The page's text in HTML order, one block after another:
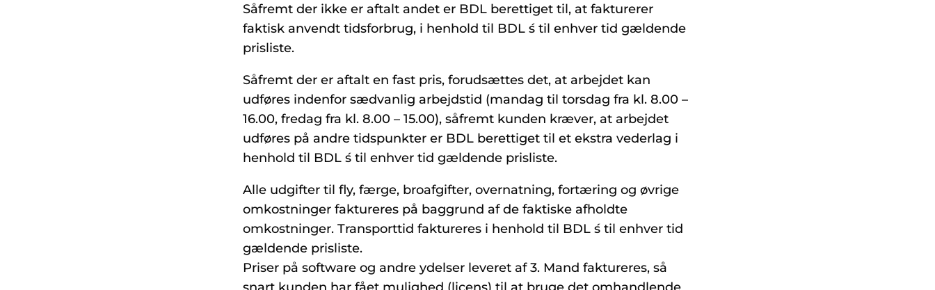
Såfremt der ikke er aftalt andet er BDL berettiget til, at fakturerer
faktisk anvendt tidsforbrug, i henhold til BDL ́s til enhver tid gældende
prisliste.
Såfremt der er aftalt en fast pris, forudsættes det, at arbejdet kan
udføres indenfor sædvanlig arbejdstid (mandag til torsdag fra kl. 8.00 –
16.00, fredag fra kl. 8.00 – 15.00), såfremt kunden kræver, at arbejdet
udføres på andre tidspunkter er BDL berettiget til et ekstra vederlag i
henhold til BDL ́s til enhver tid gældende prisliste.
Alle udgifter til fly, færge, broafgifter, overnatning, fortæring og øvrige
omkostninger faktureres på baggrund af de faktiske afholdte
omkostninger. Transporttid faktureres i henhold til BDL ́s til enhver tid
gældende prisliste.
Priser på software og andre ydelser leveret af 3. Mand faktureres, så